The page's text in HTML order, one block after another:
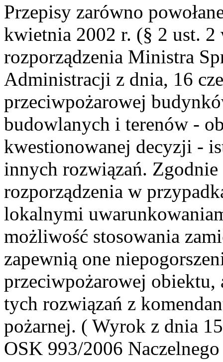
Przepisy zarówno
kwietnia 2002 r. (§ 2 ust.
rozporządzenia Ministra
Administracji z dnia, 16
przeciwpożarowej
budowlanych i terenów -
kwestionowanej decyzji -
innych rozwiązań.
rozporządzenia w
lokalnymi
możliwość stosowania
zapewnią one
przeciwpożarowej
tych rozwiązań z
pożarnej. ( Wyrok z dnia
OSK 993/2006